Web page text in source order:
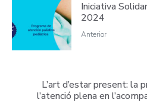
Iniciativa
2024
Anterior
L’art d’estar present: la
l’atenció plena en